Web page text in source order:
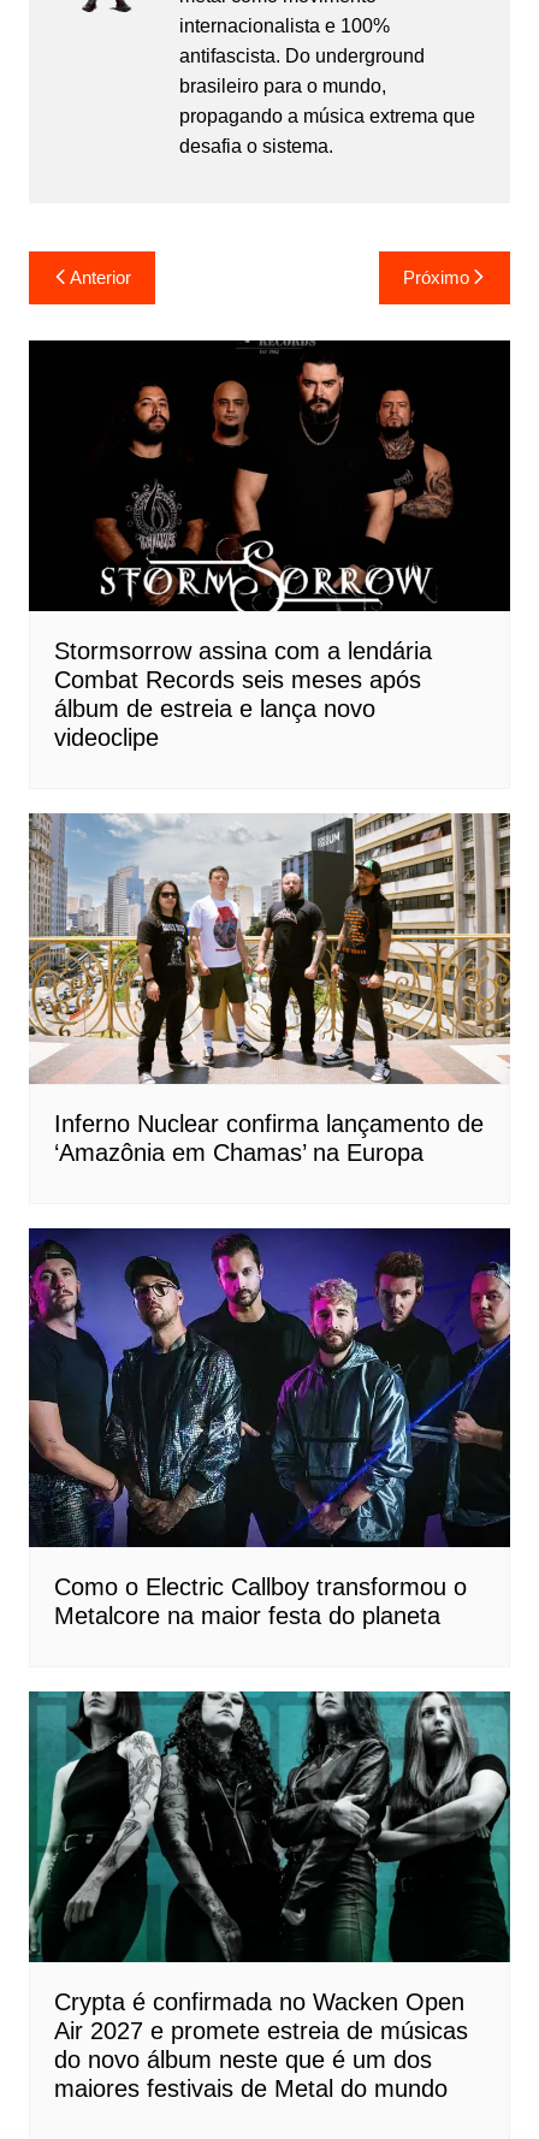
internacionalista e 100%
antifascista. Do underground
brasileiro para o mundo,
propagando a música extrema que
desafia o sistema.
Navegação
de
Post
Anterior Próximo
Stormsorrow assina com a lendária
Combat Records seis meses após
álbum de estreia e lança novo
videoclipe
Inferno Nuclear confirma lançamento de
‘Amazônia em Chamas’ na Europa
Como o Electric Callboy transformou o
Metalcore na maior festa do planeta
Crypta é confirmada no Wacken Open
Air 2027 e promete estreia de músicas
do novo álbum neste que é um dos
maiores festivais de Metal do mundo